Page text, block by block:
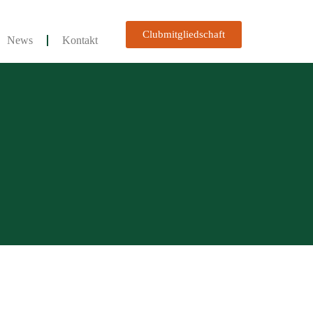
News Kontakt Clubmitgliedschaft